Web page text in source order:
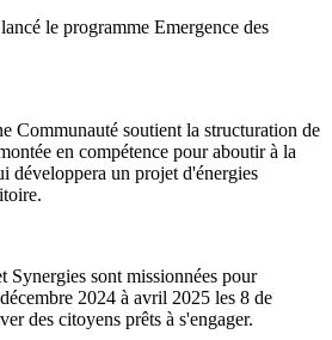
le programme Emergence des
Communauté soutient la structuration de
en compétence pour aboutir à la
développera un projet d'énergies
Synergies sont missionnées pour
2024 à avril 2025 les 8 de
des citoyens prêts à s'engager.